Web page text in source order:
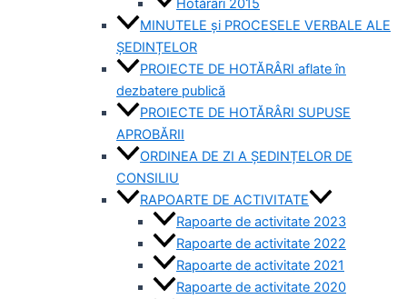
MINUTELE și PROCESELE VERBALE ALE
ȘEDINȚELOR
PROIECTE DE HOTĂRÂRI aflate în
dezbatere publică
PROIECTE DE HOTĂRÂRI SUPUSE
APROBĂRII
ORDINEA DE ZI A ȘEDINȚELOR DE
CONSILIU
RAPOARTE DE ACTIVITATE
Rapoarte de activitate 2023
Rapoarte de activitate 2022
Rapoarte de activitate 2021
Rapoarte de activitate 2020